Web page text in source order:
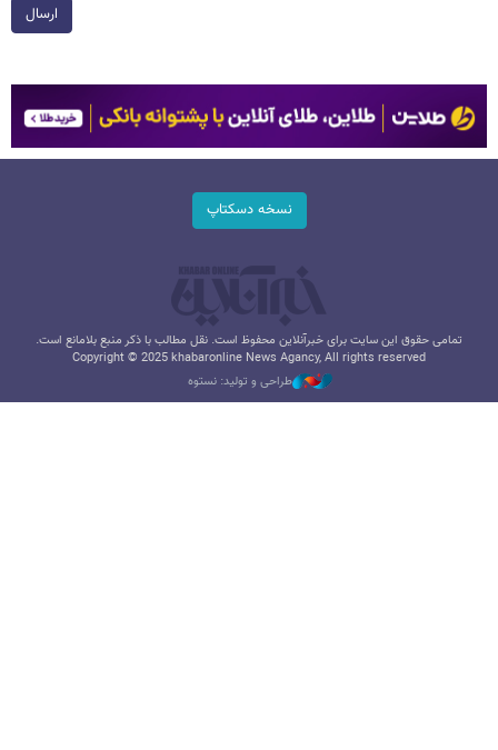
ارسال
نسخه دسکتاپ
تمامی حقوق این سایت برای خبرآنلاین محفوظ است. نقل مطالب با ذکر منبع بلامانع است.
Copyright © 2025 khabaronline News Agancy, All rights reserved
طراحی و تولید: نستوه